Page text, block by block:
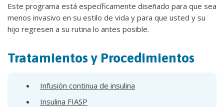
Este programa está específicamente diseñado para que sea
menos invasivo en su estilo de vida y para que usted y su
hijo regresen a su rutina lo antes posible.
Tratamientos y Procedimientos
Infusión continua de insulina
Insulina FIASP